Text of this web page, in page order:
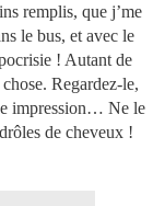
remplis, que j’me
le bus, et avec le
! Autant de
Regardez-le,
impression… Ne le
de cheveux !